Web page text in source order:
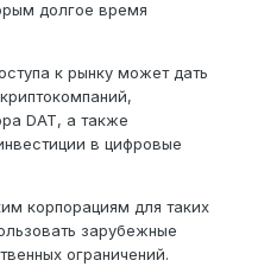
долгое время
к рынку может дать
DAT, а также
в цифровые
корпорациям для таких
зарубежные
ограничений.